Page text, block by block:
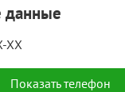
данные
XX
Показать телефон